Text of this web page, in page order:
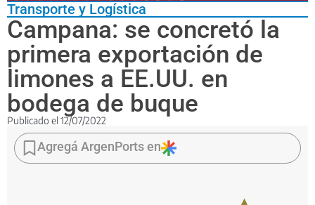
Transporte y Logística
Campana: se concretó la
primera exportación de
limones a EE.UU. en
bodega de buque
Publicado el 12/07/2022
Se
cargaron
en
Agregá ArgenPorts en